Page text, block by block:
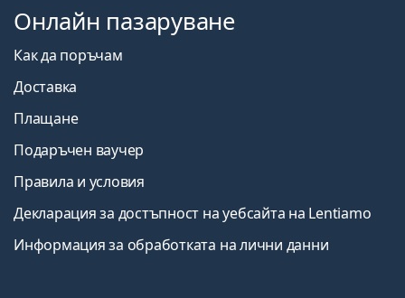
Онлайн пазаруване
Как да поръчам
Доставка
Плащане
Подаръчен ваучер
Правила и условия
Декларация за достъпност на уебсайта на Lentiamo
Информация за обработката на лични данни